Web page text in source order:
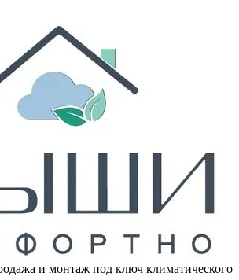
и монтаж под ключ климатического